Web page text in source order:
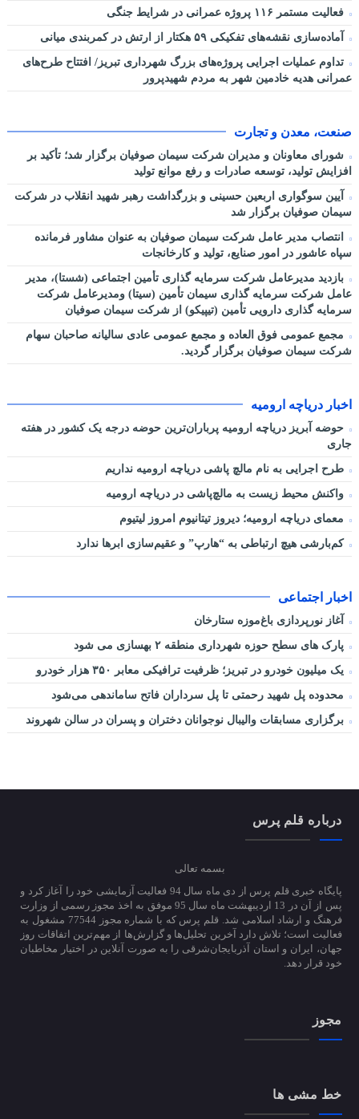
فعالیت مستمر ۱۱۶ پروژه عمرانی در شرایط جنگی
آماده‌سازی نقشه‌های تفکیکی ۵۹ هکتار از ارتش در کمربندی میانی
تداوم عملیات اجرایی پروژه‌های بزرگ شهرداری تبریز/ افتتاح طرح‌های
عمرانی هدیه خادمین شهر به مردم شهیدپرور
صنعت، معدن و تجارت
شورای معاونان و مدیران شرکت سیمان صوفیان برگزار شد؛ تأکید بر
افزایش تولید، توسعه صادرات و رفع موانع تولید
آیین سوگواری اربعین حسینی و بزرگداشت رهبر شهید انقلاب در شرکت
سیمان صوفیان برگزار شد
انتصاب مدیر عامل شرکت سیمان صوفیان به عنوان مشاور فرمانده
سپاه عاشور در امور صنایع، تولید و کارخانجات
بازدید مدیرعامل شرکت سرمایه گذاری تأمین اجتماعی (شستا)، مدیر
عامل شرکت سرمایه گذاری سیمان تأمین (سیتا) ومدیرعامل شرکت
سرمایه گذاری دارویی تأمین (تیپیکو) از شرکت سیمان صوفیان
مجمع عمومی فوق العاده و مجمع عمومی عادی سالیانه صاحبان سهام
شرکت سیمان صوفیان برگزار گردید.
اخبار دریاچه ارومیه
حوضه آبریز دریاچه ارومیه پرباران‌ترین حوضه‌ درجه یک کشور در هفته
جاری
طرح اجرایی به نام مالچ پاشی دریاچه ارومیه نداریم
واکنش محیط زیست به مالچ‌پاشی در دریاچه ارومیه
معمای دریاچه ارومیه؛ دیروز تیتانیوم امروز لیتیوم
کم‌بارشی هیچ ارتباطی به “هارپ” و عقیم‌سازی ابرها ندارد
اخبار اجتماعی
آغاز نورپردازی باغ‌موزه ستارخان
پارک های سطح حوزه شهرداری منطقه ۲ بهسازی می شود
یک میلیون خودرو در تبریز؛ ظرفیت ترافیکی معابر ۳۵۰ هزار خودرو
محدوده پل شهید رحمتی تا پل سرداران فاتح ساماندهی می‌شود
برگزاری مسابقات والیبال نوجوانان دختران و پسران در سالن شهروند
درباره قلم پرس
بسمه تعالی
پایگاه خبری قلم پرس از دی ماه سال 94 فعالیت آزمایشی خود را آغاز کرد و
پس از آن در 13 اردیبهشت ماه سال 95 موفق به اخذ مجوز رسمی از وزارت
فرهنگ و ارشاد اسلامی شد. قلم پرس که با شماره مجوز 77544 مشغول به
فعالیت است؛ تلاش دارد آخرین تحلیل‌ها و گزارش‌ها از مهم‌ترین اتفاقات روز
جهان، ایران و استان آذربایجان‌شرقی را به صورت آنلاین در اختیار مخاطبان
خود قرار دهد.
مجوز
خط مشی ها